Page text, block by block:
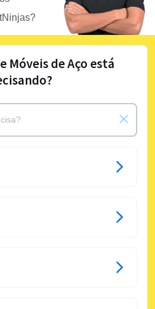
Móveis de Aço está